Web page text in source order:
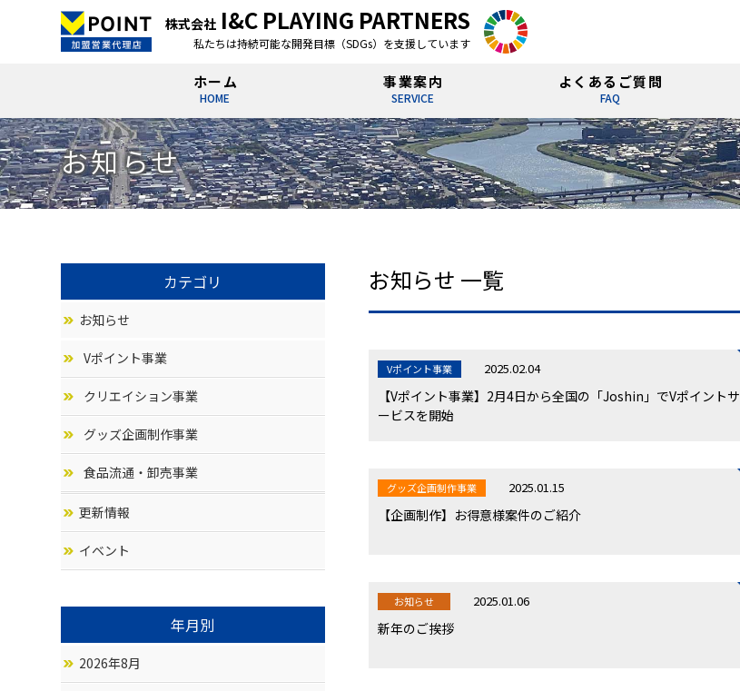
株式会社 I&C PLAYING PARTNERS
私たちは持続可能な開発目標（SDGs）を支援しています
ホーム
HOME
事業案内
SERVICE
よくあるご質問
FAQ
お知らせ
お知らせ 一覧
Vポイント事業 2025.02.04
【Vポイント事業】2月4日から全国の「Joshin」でVポイントサ
ービスを開始
グッズ企画制作事業 2025.01.15
【企画制作】お得意様案件のご紹介
お知らせ 2025.01.06
新年のご挨拶
カテゴリ
お知らせ
Vポイント事業
クリエイション事業
グッズ企画制作事業
食品流通・卸売事業
更新情報
イベント
年月別
2026年8月